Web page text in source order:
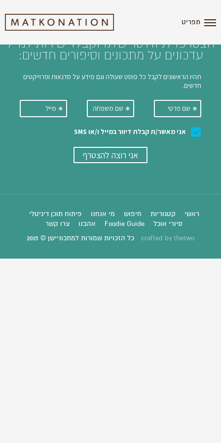
תפריט
הצטרפו לניוזלטר שלנו וקבלו ישירות למייל
עדכונים על מתכונים וסיפורים חדשים:
ראשי קטגוריות חיפוש מי אנחנו
פיתוח תוכן דיגיטלי
סיורי אוכל
Foodie Guide אהבנו צרו קשר
crafted by thetwo כל הזכויות שמורות למתכוניישן © 2015